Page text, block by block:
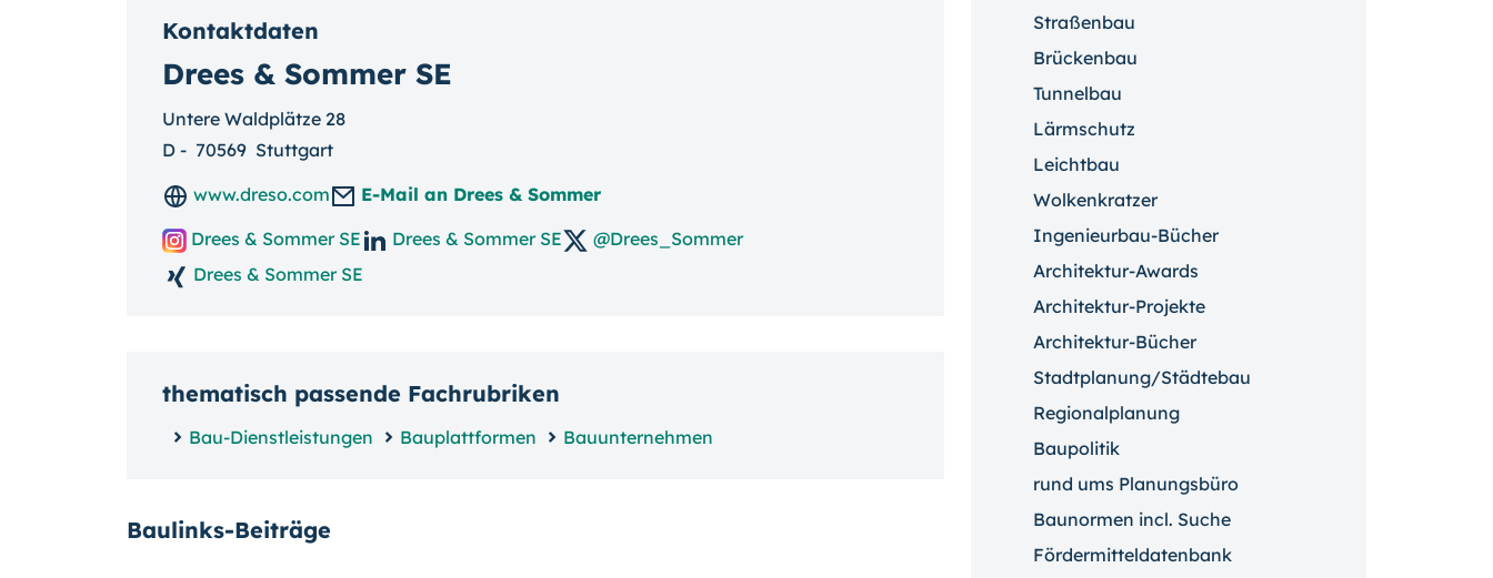
Kontaktdaten
Drees & Sommer SE
Untere Waldplätze 28
D - 70569 Stuttgart
www.dreso.com
E-Mail an Drees & Sommer
Drees & Sommer SE
Drees & Sommer SE
@Drees_Sommer
Drees & Sommer SE
thematisch passende Fachrubriken
Bau-Dienstleistungen Bauplattformen Bauunternehmen
Baulinks-Beiträge
Straßenbau
Brückenbau
Tunnelbau
Lärmschutz
Leichtbau
Wolkenkratzer
Ingenieurbau-Bücher
Architektur-Awards
Architektur-Projekte
Architektur-Bücher
Stadtplanung/Städtebau
Regionalplanung
Baupolitik
rund ums Planungsbüro
Baunormen incl. Suche
Fördermitteldatenbank